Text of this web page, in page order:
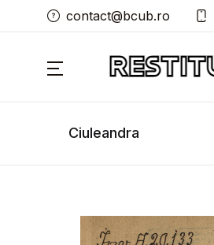
contact@bcub.ro
Ciuleandra